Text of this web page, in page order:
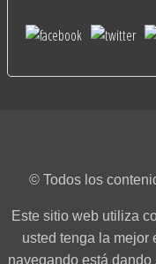
© Todos los
Este sitio web utiliza
usted tenga la mejor
navegando está